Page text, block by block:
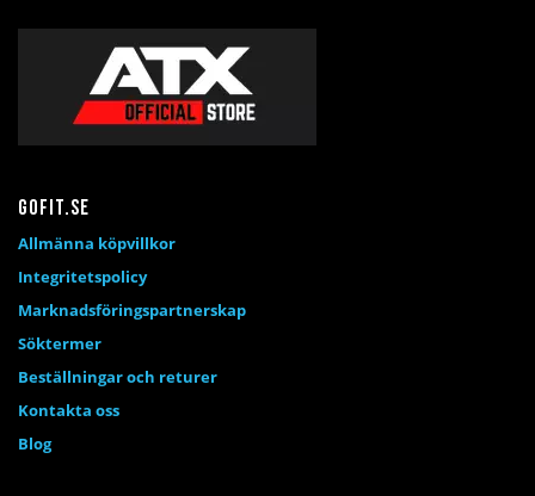
Gofit.se
Allmänna köpvillkor
Integritetspolicy
Marknadsföringspartnerskap
Söktermer
Beställningar och returer
Kontakta oss
Blog